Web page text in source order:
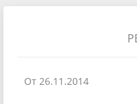
От 26.11.2014